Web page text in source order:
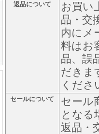
返品について
お買い
品・交
内にメ
料はお
品、誤
だきま
くださ
セールについて
セール
となる
返品・